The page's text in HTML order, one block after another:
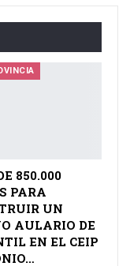
850.000
PARA
UN
AULARIO DE
EN EL CEIP